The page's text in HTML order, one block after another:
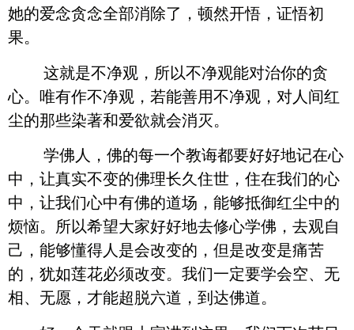
她的爱念贪念全部消除了，顿然开悟，证悟初
果。
这就是不净观，所以不净观能对治你的贪
心。唯有作不净观，若能善用不净观，对人间红
尘的那些染著和爱欲就会消灭。
学佛人，佛的每一个教诲都要好好地记在心
中，让真实不变的佛理长久住世，住在我们的心
中，让我们心中有佛的道场，能够抵御红尘中的
烦恼。所以希望大家好好地去修心学佛，去观自
己，能够懂得人是会改变的，但是改变是痛苦
的，犹如莲花必须改变。我们一定要学会空、无
相、无愿，才能超脱六道，到达佛道。